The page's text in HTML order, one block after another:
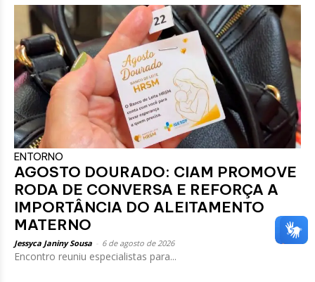
ENTORNO
AGOSTO DOURADO: CIAM PROMOVE
RODA DE CONVERSA E REFORÇA A
IMPORTÂNCIA DO ALEITAMENTO
MATERNO
Jessyca Janiny Sousa 6 de agosto de 2026
Encontro reuniu especialistas para...